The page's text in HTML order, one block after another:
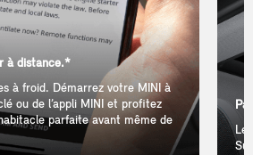
à distance.*
à froid. Démarrez votre MINI à
ou de l’appli MINI et profitez
parfaite avant même de